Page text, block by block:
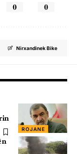
0 0
Nirxandinek Bike
ROJANE